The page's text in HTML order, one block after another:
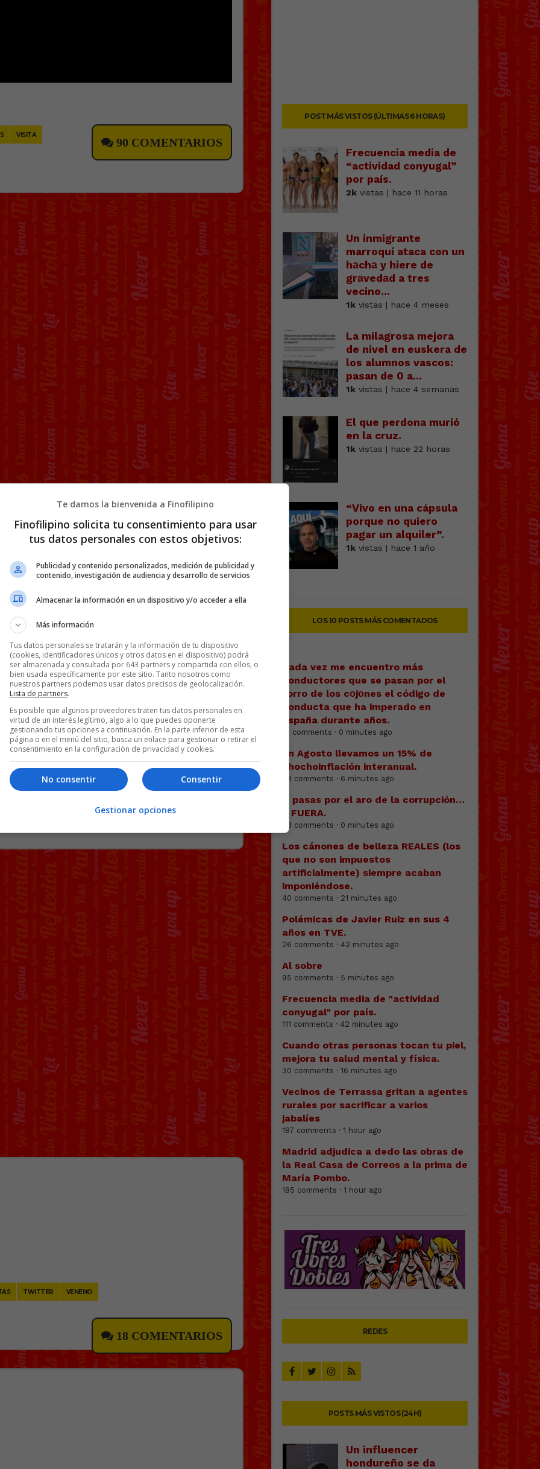
VISITA
90 COMENTARIOS
alquilar un apartamento
en el centro de
foto DE UNA CELDA DE
la hora ya había interesados
y no lo sabe.
TWITTER VENENO
18 COMENTARIOS
POST MÁS VISTOS (ÚLTIMAS 6 HORAS)
Frecuencia media de
“actividad conyugal”
por país.
2kvistas | hace 11 horas
Un inmigrante
marroquí ataca con un
hаchа y hiere de
grаvedаd a tres
vecino...
1kvistas | hace 4 meses
La milagrosa mejora
de nivel en euskera de
los alumnos vascos:
pasan de 0 a...
1kvistas | hace 4 semanas
El que perdona murió
en la cruz.
1kvistas | hace 22 horas
“Vivo en una cápsula
porque no quiero
pagar un alquiler”.
1kvistas | hace 1 año
LOS 10 POSTS MÁS COMENTADOS
Cada vez me encuentro más
conductores que se pasan por el
forro de los cоjоnes el código de
conducta que ha imperado en
España durante años.
81 comments · 0 minutes ago
En Agosto llevamos un 15% de
chochoinflación interanual.
88 comments · 6 minutes ago
O pasas por el aro de la corrupción…
o FUERA.
28 comments · 0 minutes ago
Los cánones de belleza REALES (los
que no son impuestos
artificialmente) siempre acaban
imponiéndose.
40 comments · 21 minutes ago
Polémicas de Javier Ruiz en sus 4
años en TVE.
26 comments · 42 minutes ago
Al sobre
95 comments · 5 minutes ago
Frecuencia media de "actividad
conyugal" por país.
111 comments · 42 minutes ago
Cuando otras personas tocan tu piel,
mejora tu salud mental y física.
30 comments · 16 minutes ago
Vecinos de Terrassa gritan a agentes
rurales por sacrificar a varios
jabalíes
187 comments · 1 hour ago
Madrid adjudica a dedo las obras de
la Real Casa de Correos a la prima de
María Pombo.
185 comments · 1 hour ago
REDES
POSTS MÁS VISTOS (24H)
Un influencer
hondureño se da
Te damos la bienvenida a Finofilipino
Finofilipino solicita tu consentimiento para usar
tus datos personales con estos objetivos:
Publicidad y contenido personalizados, medición de publicidad y
contenido, investigación de audiencia y desarrollo de servicios
Almacenar la información en un dispositivo y/o acceder a ella
Más información
Tus datos personales se tratarán y la información de tu dispositivo
(cookies, identificadores únicos y otros datos en el dispositivo) podrá
ser almacenada y consultada por 643 partners y compartida con ellos, o
bien usada específicamente por este sitio. Tanto nosotros como
nuestros partners podemos usar datos precisos de geolocalización.
Lista de partners.
Es posible que algunos proveedores traten tus datos personales en
virtud de un interés legítimo, algo a lo que puedes oponerte
gestionando tus opciones a continuación. En la parte inferior de esta
página o en el menú del sitio, busca un enlace para gestionar o retirar el
consentimiento en la configuración de privacidad y cookies.
Consentir
No consentir
Gestionar opciones